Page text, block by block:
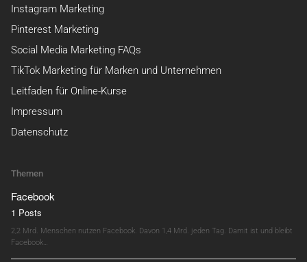
Instagram Marketing
Pinterest Marketing
Social Media Marketing FAQs
TikTok Marketing für Marken und Unternehmen
Leitfaden für Online-Kurse
Impressum
Datenschutz
Themen
Facebook
1 Posts
2,2 Mrd. Menschen nutzen Facebook. Davon 1,4 Mrd. jeden Tag. Damit ist und bleibt
Facebook…